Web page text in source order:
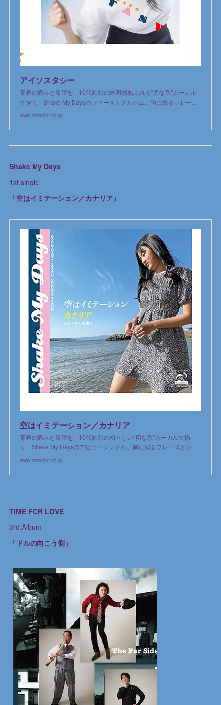
アイソスタシー
青春の痛みと希望を、10代独特の透明感あふれる“切な系"ボーカル
で描く、Shake My Daysのファーストアルバム。胸に残るフレー…
www.amazon.co.jp
Shake My Days
1st.single
「空はイミテーション／カナリア」
空はイミテーション／カナリア
青春の痛みと希望を、10代独特の初々しい“切な系”ボーカルで描
く、Shake My Daysのデビューシングル。胸に残るフレーズとシ…
www.amazon.co.jp
TIME FOR LOVE
3rd.Album
「ドルの向こう側」